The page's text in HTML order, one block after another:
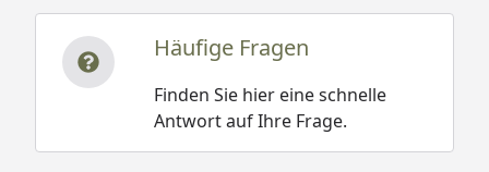
Häufige Fragen
Finden Sie hier eine schnelle
Antwort auf Ihre Frage.